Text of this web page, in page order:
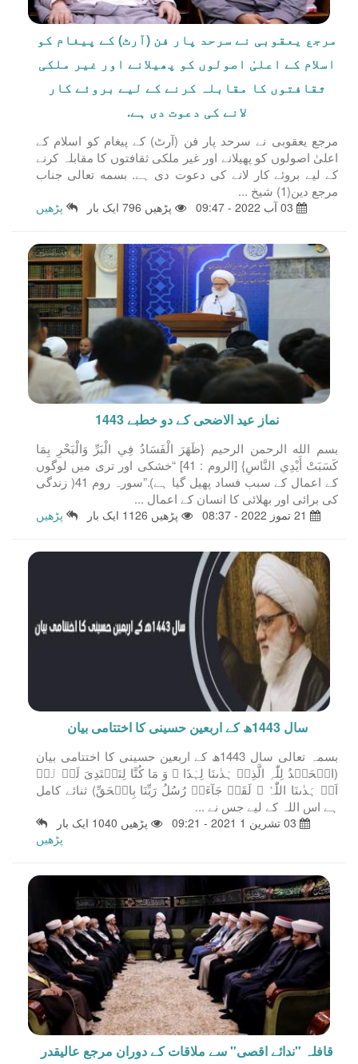
مرجع یعقوبی نے سرحد پار فن (آرٹ) کے پیغام کو
اسلام کے اعلیٰ اصولوں کو پھیلانے اور غیر ملکی
ثقافتوں کا مقابلہ کرنے کے لیے بروئے کار
لانے کی دعوت دی ہے.
مرجع یعقوبی نے سرحد پار فن (آرٹ) کے پیغام کو اسلام کے
اعلیٰ اصولوں کو پھیلانے اور غیر ملکی ثقافتوں کا مقابلہ کرنے
کے لیے بروئے کار لانے کی دعوت دی ہے. بسمه تعالى جناب
مرجع دین(1) شیخ ...
پڑھیں 796 ایک بار پڑھیں
نماز عید الاضحی کے دو خطبے 1443
بسم الله الرحمن الرحيم {ظَهَرَ الْفَسَادُ فِي الْبَرِّ وَالْبَحْرِ بِمَا
كَسَبَتْ أَيْدِي النَّاسِ} [الروم : 41] “خشکی اور تری میں لوگوں
کے اعمال کے سبب فساد پھیل گیا ہے).”سورہ روم 41( زندگی
کی برائی اور بھلائی کا انسان کے اعمال ...
پڑھیں 1126 ایک بار پڑھیں
سال 1443ھ کے اربعين حسینی کا اختتامی بیان
بسمہ تعالى سال 1443ھ کے اربعين حسینی کا اختتامی بیان
(الۡحَمۡدُ لِلّٰہِ الَّذِیۡ ہَدٰىنَا لِہٰذَا ۟ وَ مَا کُنَّا لِنَہۡتَدِیَ لَوۡ لَاۤ
اَنۡ ہَدٰىنَا اللّٰہُ ۚ لَقَدۡ جَآءَتۡ رُسُلُ رَبِّنَا بِالۡحَقِّ) ثنائے کامل
ہے اس اللہ کے لیے جس نے ...
پڑھیں 1040 ایک بار
پڑھیں
قافلہ "ندائے اقصی" سے ملاقات کے دوران مرجع عالیقدر